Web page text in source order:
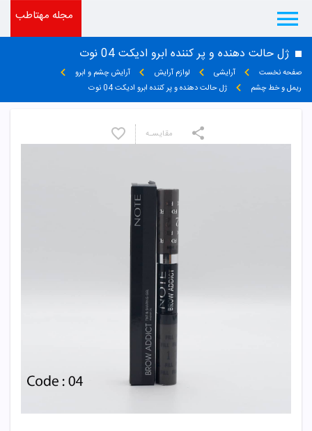
مجله مهتاطب
ژل حالت دهنده و پر کننده ابرو ادیکت 04 نوت
صفحه نخست آرایشی لوازم آرایش
آرایش چشم و ابرو
ریمل و خط چشم
ژل حالت دهنده و پر کننده ابرو ادیکت 04 نوت
مقایسـه